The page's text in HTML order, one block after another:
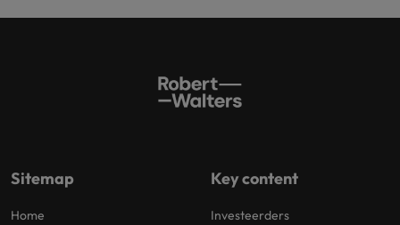
Sitemap
Home
Key content
Investeerders